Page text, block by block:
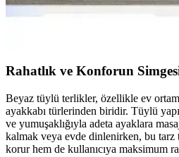
Ev dekorasyonunda aksesuarlar,
getirerek mekanlara karakter
Rahatlık ve Konforun
Beyaz tüylü terlikler, özellikle ev
ayakkabı türlerinden biridir. Tüylü
ve yumuşaklığıyla adeta ayaklara
kalmak veya evde dinlenirken, bu tarz
korur hem de kullanıcıya maksimum